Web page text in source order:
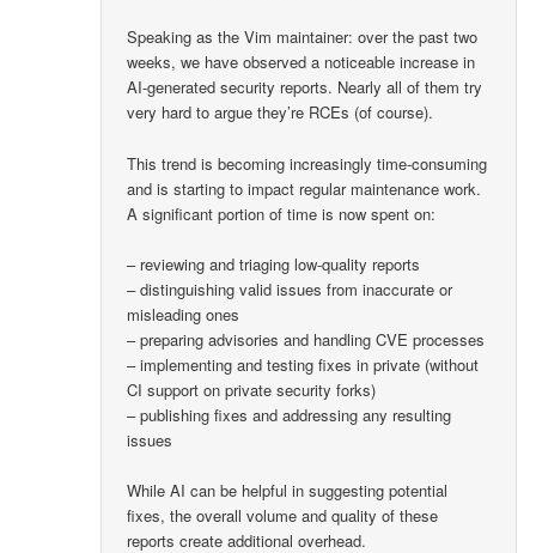
Speaking as the Vim maintainer: over the past two
weeks, we have observed a noticeable increase in
AI-generated security reports. Nearly all of them try
very hard to argue they’re RCEs (of course).
This trend is becoming increasingly time-consuming
and is starting to impact regular maintenance work.
A significant portion of time is now spent on:
– reviewing and triaging low-quality reports
– distinguishing valid issues from inaccurate or
misleading ones
– preparing advisories and handling CVE processes
– implementing and testing fixes in private (without
CI support on private security forks)
– publishing fixes and addressing any resulting
issues
While AI can be helpful in suggesting potential
fixes, the overall volume and quality of these
reports create additional overhead.